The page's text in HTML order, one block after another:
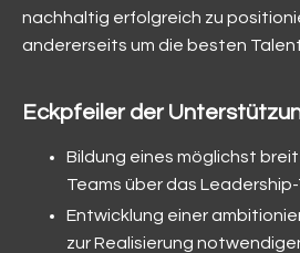
nachhaltig erfolgreich zu
andererseits um die besten
Eckpfeiler der
Bildung eines möglichst
Teams über das
Entwicklung einer
zur Realisierung